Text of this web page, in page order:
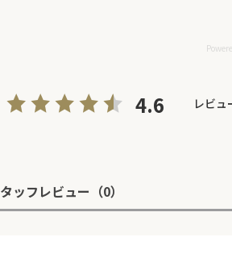
4.6
レビュ
ッフレビュー （0）